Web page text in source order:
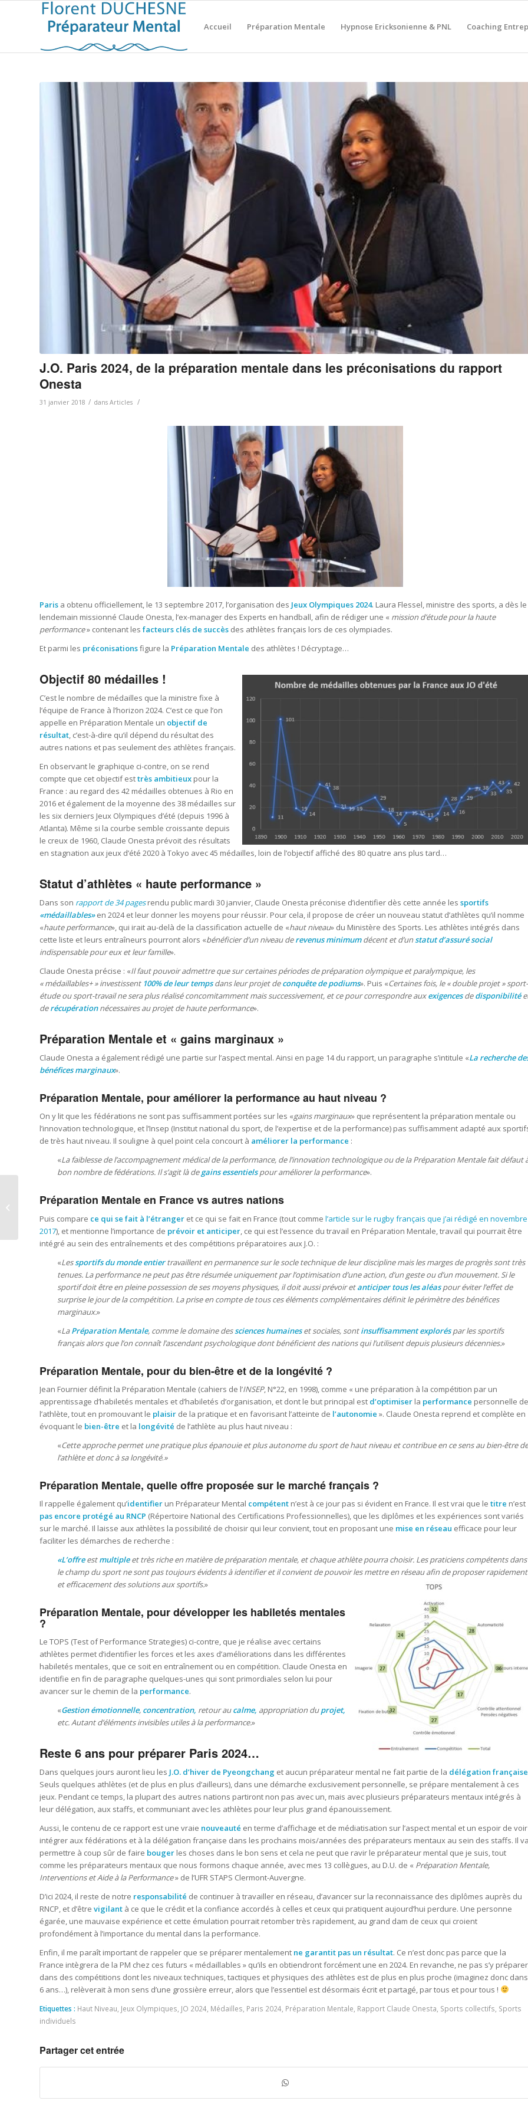
Accueil Préparation Mentale Hypnose Ericksonienne & PNL Coaching
J.O. Paris 2024, de la préparation mentale dans les préconisations du rapport
Onesta
31 janvier 2018 / dans Articles /
Paris a obtenu officiellement, le 13 septembre 2017, l’organisation des Jeux Olympiques 2024. Laura Flessel, ministre des sports, a dès le
lendemain missionné Claude Onesta, l’ex-manager des Experts en handball, afin de rédiger une « mission d’étude pour la haute
performance» contenant les facteurs clés de succès des athlètes français lors de ces olympiades.
Et parmi les préconisationsfigure la Préparation Mentale des athlètes ! Décryptage…
Objectif 80 médailles !
C’est le nombre de médailles que la ministre fixe à
l’équipe de France à l’horizon 2024. C’est ce que l’on
appelle en Préparation Mentale un objectif de
résultat, c’est-à-dire qu’il dépend du résultat des
autres nations et pas seulement des athlètes français.
En observant le graphique ci-contre, on se rend
compte que cet objectif esttrès ambitieux pour la
France : au regard des 42 médailles obtenues à Rio en
2016 et également de la moyenne des 38 médailles sur
les six derniers Jeux Olympiques d’été (depuis 1996 à
Atlanta). Même si la courbe semble croissante depuis
le creux de 1960, Claude Onesta prévoit des résultats
en stagnation aux jeux d’été 2020 à Tokyo avec 45 médailles, loin de l’objectif affiché des 80 quatre ans plus tard…
Statut d’athlètes « haute performance »
Dans son rapport de 34 pagesrendu public mardi 30 janvier, Claude Onesta préconise d’identifier dès cette année les sportifs
«médaillables»en 2024 et leur donner les moyens pour réussir. Pour cela, il propose de créer un nouveau statut d’athlètes qu’il nomme
«haute performance», qui irait au-delà de la classification actuelle de «haut niveau» du Ministère des Sports. Les athlètes intégrés dans
cette liste et leurs entraîneurs pourront alors «bénéficier d’un niveau derevenus minimumdécent et d’unstatut d’assuré social
indispensable pour eux et leur famille».
Claude Onesta précise : «Il faut pouvoir admettre que sur certaines périodes de préparation olympique et paralympique, les
« médaillables+ » investissent 100% de leur tempsdans leur projet deconquête de podiums». Puis «Certaines fois, le « double projet » sport-
étude ou sport-travail ne sera plus réalisé concomitamment mais successivement, et ce pour correspondre auxexigencesdedisponibilité
derécupérationnécessaires au projet de haute performance».
Préparation Mentale et « gains marginaux »
Claude Onesta a également rédigé une partie sur l’aspect mental. Ainsi en page 14 du rapport, un paragraphe s’intitule «La recherche
bénéfices marginaux».
Préparation Mentale, pour améliorer la performance au haut niveau ?
On y lit que les fédérations ne sont pas suffisamment portées sur les «gains marginaux» que représentent la préparation mentale ou
l’innovation technologique, et l’Insep (Institut national du sport, de l’expertise et de la performance) pas suffisamment adapté aux
de très haut niveau. Il souligne à quel point cela concourt à améliorer la performance :
«La faiblesse de l’accompagnement médical de la performance, de l’innovation technologique ou de la Préparation Mentale fait défaut
bon nombre de fédérations. Il s’agit là degains essentielspour améliorer la performance».
Préparation Mentale en France vs autres nations
Puis compare ce qui se fait à l’étranger et ce qui se fait en France (tout comme l’article sur le rugby français que j’ai rédigé en novembre
2017), et mentionne l’importance de prévoir et anticiper , ce qui est l’essence du travail en Préparation Mentale, travail qui pourrait être
intégré au sein des entraînements et des compétitions préparatoires aux J.O. :
«Lessportifs du monde entiertravaillent en permanence sur le socle technique de leur discipline mais les marges de progrès sont très
tenues. La performance ne peut pas être résumée uniquement par l’optimisation d’une action, d’un geste ou d’un mouvement. Si le
sportif doit être en pleine possession de ses moyens physiques, il doit aussi prévoir etanticiper tous les aléaspour éviter l’effet de
surprise le jour de la compétition. La prise en compte de tous ces éléments complémentaires définit le périmètre des bénéfices
marginaux.»
«LaPréparation Mentale, comme le domaine dessciences humaineset sociales, sontinsuffisamment exploréspar les sportifs
français alors que l’on connaît l’ascendant psychologique dont bénéficient des nations qui l’utilisent depuis plusieurs décennies.»
Préparation Mentale, pour du bien-être et de la longévité ?
Jean Fournier définit la Préparation Mentale (cahiers de l’INSEP, N°22, en 1998), comme « une préparation à la compétition par un
apprentissage d’habiletés mentales et d’habiletés d’organisation, et dont le but principal est d’optimiser la performance personnelle de
l’athlète, tout en promouvant le plaisir de la pratique et en favorisant l’atteinte de l’autonomie ». Claude Onesta reprend et complète en
évoquant le bien-être et la longévité de l’athlète au plus haut niveau :
«Cette approche permet une pratique plus épanouie et plus autonome du sport de haut niveau et contribue en ce sens au bien-être de
l’athlète et donc à sa longévité.»
Préparation Mentale, quelle offre proposée sur le marché français ?
Il rappelle également qu’identifier un Préparateur Mental compétent n’est à ce jour pas si évident en France. Il est vrai que le titre n’est
pas encore protégé au RNCP (Répertoire National des Certifications Professionnelles), que les diplômes et les expériences sont variés
sur le marché. Il laisse aux athlètes la possibilité de choisir qui leur convient, tout en proposant une mise en réseau efficace pour leur
faciliter les démarches de recherche :
«L’offreestmultipleet très riche en matière de préparation mentale, et chaque athlète pourra choisir. Les praticiens compétents dans
le champ du sport ne sont pas toujours évidents à identifier et il convient de pouvoir les mettre en réseau afin de proposer rapidement
et efficacement des solutions aux sportifs.»
Préparation Mentale, pour développer les habiletés mentales
?
Le TOPS (Test of Performance Strategies) ci-contre, que je réalise avec certains
athlètes permet d’identifier les forces et les axes d’améliorations dans les différentes
habiletés mentales, que ce soit en entraînement ou en compétition. Claude Onesta en
identifie en fin de paragraphe quelques-unes qui sont primordiales selon lui pour
avancer sur le chemin de la performance.
«Gestion émotionnelle, concentration, retour aucalme, appropriation duprojet,
etc. Autant d’éléments invisibles utiles à la performance.»
Reste 6 ans pour préparer Paris 2024…
Dans quelques jours auront lieu les J.O. d’hiver de Pyeongchang et aucun préparateur mental ne fait partie de la délégation
Seuls quelques athlètes (et de plus en plus d’ailleurs), dans une démarche exclusivement personnelle, se prépare mentalement à ces
jeux. Pendant ce temps, la plupart des autres nations partiront non pas avec un, mais avec plusieurs préparateurs mentaux intégrés à
leur délégation, aux staffs, et communiant avec les athlètes pour leur plus grand épanouissement.
Aussi, le contenu de ce rapport est une vraie nouveauté en terme d’affichage et de médiatisation sur l’aspect mental et un espoir de voir
intégrer aux fédérations et à la délégation française dans les prochains mois/années des préparateurs mentaux au sein des staffs. Il va
permettre à coup sûr de faire bouger les choses dans le bon sens et cela ne peut que ravir le préparateur mental que je suis, tout
comme les préparateurs mentaux que nous formons chaque année, avec mes 13 collègues, au D.U. de « Préparation Mentale,
Interventions et Aide à la Performance» de l’UFR STAPS Clermont-Auvergne.
D’ici 2024, il reste de notre responsabilité de continuer à travailler en réseau, d’avancer sur la reconnaissance des diplômes auprès du
RNCP, et d’être vigilant à ce que le crédit et la confiance accordés à celles et ceux qui pratiquent aujourd’hui perdure. Une personne
égarée, une mauvaise expérience et cette émulation pourrait retomber très rapidement, au grand dam de ceux qui croient
profondément à l’importance du mental dans la performance.
Enfin, il me paraît important de rappeler que se préparer mentalement ne garantit pas un résultat. Ce n’est donc pas parce que la
France intègrera de la PM chez ces futurs « médaillables » qu’ils en obtiendront forcément une en 2024. En revanche, ne pas s’y
dans des compétitions dont les niveaux techniques, tactiques et physiques des athlètes est de plus en plus proche (imaginez donc dans
6 ans…), relèverait à mon sens d’une grossière erreur, alors que l’essentiel est désormais écrit et partagé, par tous et pour tous !
Etiquettes : Haut Niveau Jeux Olympiques JO 2024 Médailles Paris 2024 Préparation Mentale‬ Rapport Claude Onesta Sports collectifs Sports
individuels
Partager cet entrée
« Conseils en
Recrutement », IUT
d’Aix-en-Proven...